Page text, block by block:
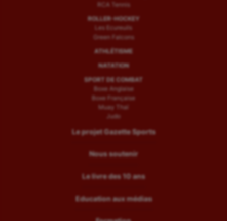
RCA Tennis
ROLLER-HOCKEY
Les Ecureuils
Green Falcons
ATHLÉTISME
NATATION
SPORT DE COMBAT
Boxe Anglaise
Boxe Française
Muay Thaï
Judo
Le projet Gazette Sports
Nous soutenir
Le livre des 10 ans
Education aux médias